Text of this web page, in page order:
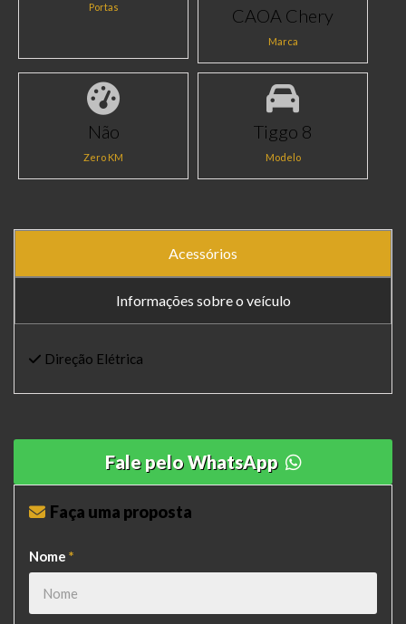
Portas CAOA Chery
Marca
Não
Zero KM
Tiggo 8
Modelo
Acessórios
Informações sobre o veículo
Direção Elétrica
Fale pelo WhatsApp
Faça uma proposta
Nome *